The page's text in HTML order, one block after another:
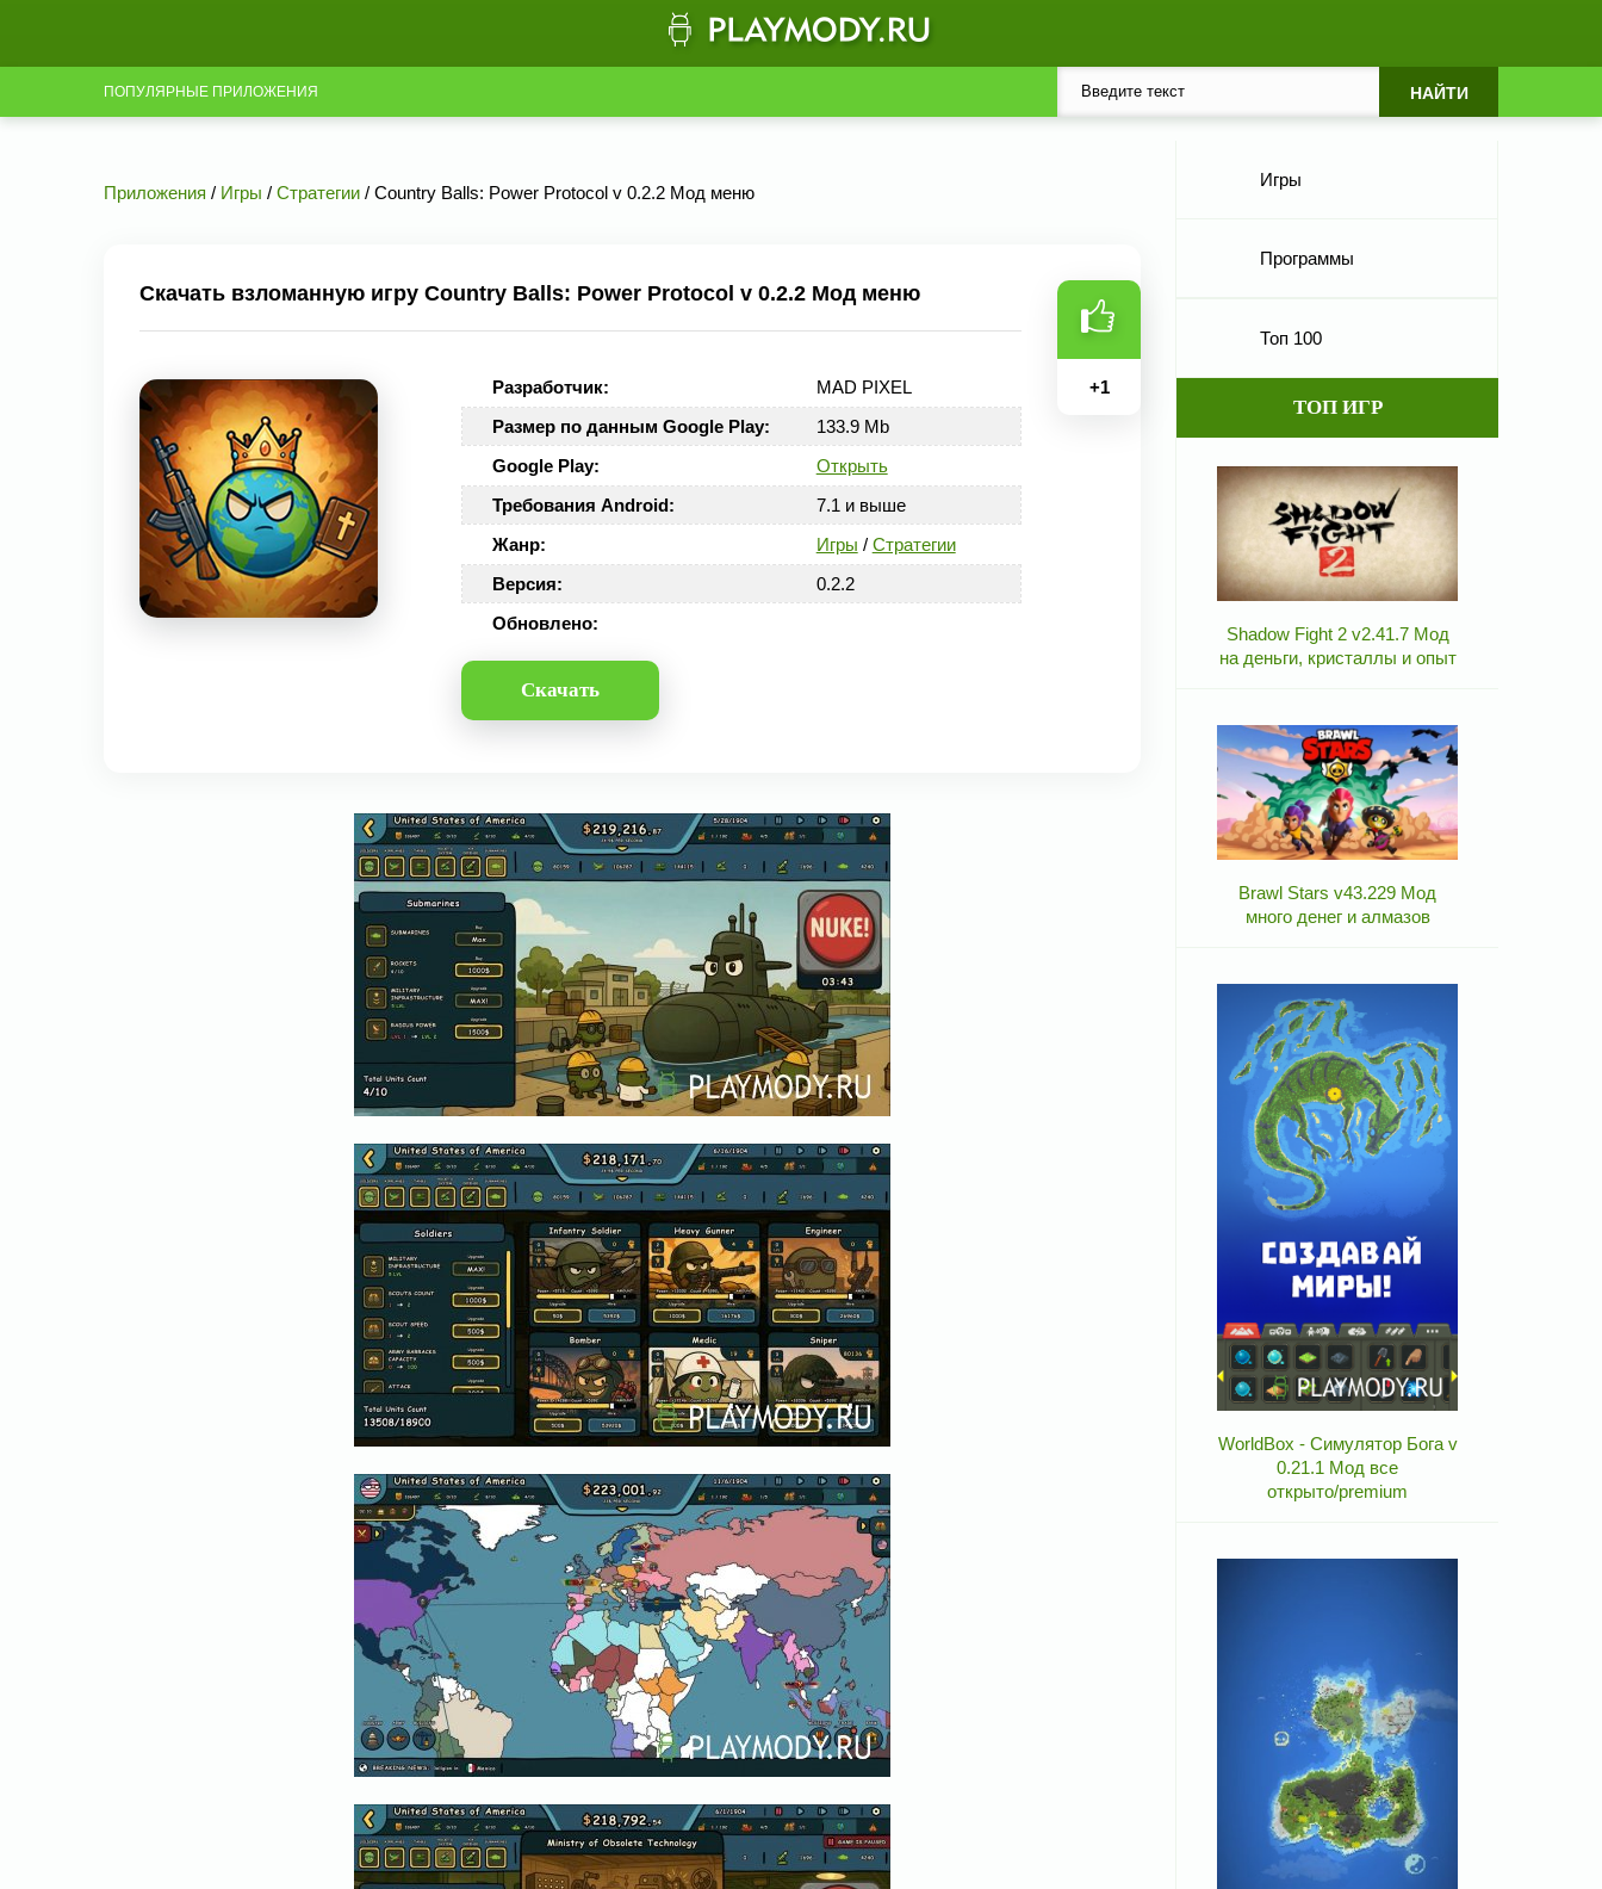
ПОПУЛЯРНЫЕ ПРИЛОЖЕНИЯ
Приложения / Игры / Стратегии / Country Balls: Power Protocol v 0.2.2 Мод меню
Скачать взломанную игру Country Balls: Power Protocol v 0.2.2 Мод меню
Разработчик:
MAD PIXEL
Размер по данным Google Play:
133.9 Mb
Google Play:
Открыть
Требования Android:
7.1 и выше
Жанр:
Игры / Стратегии
Версия:
0.2.2
Обновлено:
Скачать
+1
Игры
Программы
Топ 100
ТОП ИГР
Shadow Fight 2 v2.41.7 Мод
на деньги, кристаллы и опыт
Brawl Stars v43.229 Мод
много денег и алмазов
WorldBox - Симулятор Бога v
0.21.1 Мод все
открыто/premium